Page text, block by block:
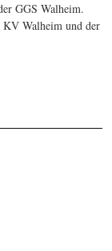
GGS Walheim.
KV Walheim und der